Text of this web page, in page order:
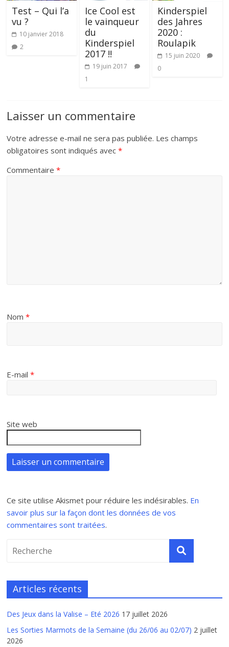
Test – Qui l’a
vu ?
10 janvier 2018
2
Ice Cool est
le vainqueur
du
Kinderspiel
2017 !!
19 juin 2017
1
Kinderspiel
des Jahres
2020 :
Roulapik
15 juin 2020
0
Laisser un commentaire
Votre adresse e-mail ne sera pas publiée. Les champs
obligatoires sont indiqués avec*
Commentaire*
Nom*
E-mail*
Site web
Ce site utilise Akismet pour réduire les indésirables. En
savoir plus sur la façon dont les données de vos
commentaires sont traitées.
Articles récents
Des Jeux dans la Valise – Eté 2026 17 juillet 2026
Les Sorties Marmots de la Semaine (du 26/06 au 02/07) 2 juillet
2026